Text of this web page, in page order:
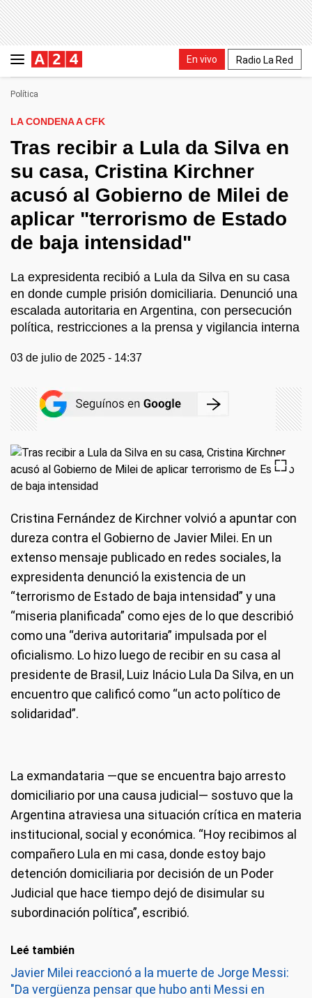
En vivo Radio La Red
Política
LA CONDENA A CFK
Tras recibir a Lula da Silva en
su casa, Cristina Kirchner
acusó al Gobierno de Milei de
aplicar "terrorismo de Estado
de baja intensidad"
La expresidenta recibió a Lula da Silva en su casa
en donde cumple prisión domiciliaria. Denunció una
escalada autoritaria en Argentina, con persecución
política, restricciones a la prensa y vigilancia interna
03 de julio de 2025 - 14:37
Cristina Fernández de Kirchner volvió a apuntar con
dureza contra el Gobierno de Javier Milei. En un
extenso mensaje publicado en redes sociales, la
expresidenta denunció la existencia de un
“terrorismo de Estado de baja intensidad” y una
“miseria planificada” como ejes de lo que describió
como una “deriva autoritaria” impulsada por el
oficialismo. Lo hizo luego de recibir en su casa al
presidente de Brasil, Luiz Inácio Lula Da Silva, en un
encuentro que calificó como “un acto político de
solidaridad”.
La exmandataria —que se encuentra bajo arresto
domiciliario por una causa judicial— sostuvo que la
Argentina atraviesa una situación crítica en materia
institucional, social y económica. “Hoy recibimos al
compañero Lula en mi casa, donde estoy bajo
detención domiciliaria por decisión de un Poder
Judicial que hace tiempo dejó de disimular su
subordinación política”, escribió.
Leé también
Javier Milei reaccionó a la muerte de Jorge Messi:
"Da vergüenza pensar que hubo anti Messi en